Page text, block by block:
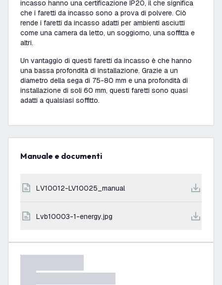
incasso hanno una certificazione IP20, il che significa
che i faretti da incasso sono a prova di polvere. Ciò
rende i faretti da incasso adatti per ambienti asciutti
come una camera da letto, un soggiorno, una soffitta e
altri.
Un vantaggio di questi faretti da incasso è che hanno
una bassa profondità di installazione. Grazie a un
diametro della sega di 75-80 mm e una profondità di
installazione di soli 60 mm, questi faretti sono quasi
adatti a qualsiasi soffitto.
Manuale e documenti
LV10012-LV10025_manual
lvb10003-1-energy.jpg